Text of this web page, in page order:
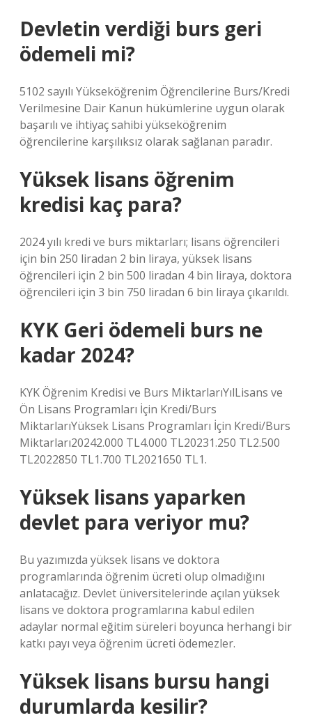
Devletin verdiği burs geri
ödemeli mi?
5102 sayılı Yükseköğrenim Öğrencilerine Burs/Kredi
Verilmesine Dair Kanun hükümlerine uygun olarak
başarılı ve ihtiyaç sahibi yükseköğrenim
öğrencilerine karşılıksız olarak sağlanan paradır.
Yüksek lisans öğrenim
kredisi kaç para?
2024 yılı kredi ve burs miktarları; lisans öğrencileri
için bin 250 liradan 2 bin liraya, yüksek lisans
öğrencileri için 2 bin 500 liradan 4 bin liraya, doktora
öğrencileri için 3 bin 750 liradan 6 bin liraya çıkarıldı.
KYK Geri ödemeli burs ne
kadar 2024?
KYK Öğrenim Kredisi ve Burs MiktarlarıYılLisans ve
Ön Lisans Programları İçin Kredi/Burs
MiktarlarıYüksek Lisans Programları İçin Kredi/Burs
Miktarları20242.000 TL4.000 TL20231.250 TL2.500
TL2022850 TL1.700 TL2021650 TL1.
Yüksek lisans yaparken
devlet para veriyor mu?
Bu yazımızda yüksek lisans ve doktora
programlarında öğrenim ücreti olup olmadığını
anlatacağız. Devlet üniversitelerinde açılan yüksek
lisans ve doktora programlarına kabul edilen
adaylar normal eğitim süreleri boyunca herhangi bir
katkı payı veya öğrenim ücreti ödemezler.
Yüksek lisans bursu hangi
durumlarda kesilir?